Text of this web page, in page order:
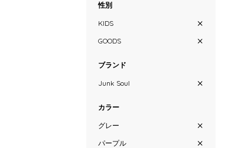
性別
KIDS
GOODS
ブランド
Junk Soul
カラー
グレー
パープル